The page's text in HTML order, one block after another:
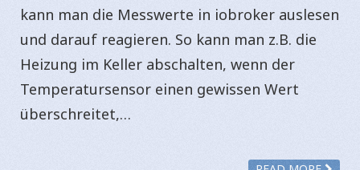
kann man die Messwerte in iobroker auslesen
und darauf reagieren. So kann man z.B. die
Heizung im Keller abschalten, wenn der
Temperatursensor einen gewissen Wert
überschreitet,…